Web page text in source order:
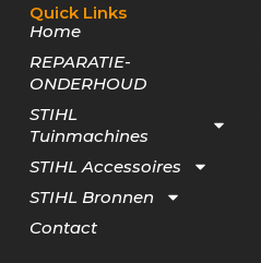
Quick Links
Home
REPARATIE-
ONDERHOUD
STIHL
Tuinmachines
STIHL Accessoires
STIHL Bronnen
Contact